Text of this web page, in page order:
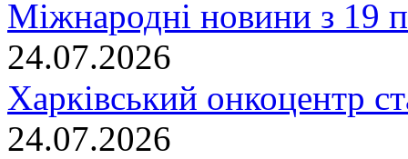
Міжнародні новини з 19
24.07.2026
Харківський онкоцентр
24.07.2026